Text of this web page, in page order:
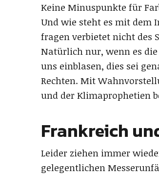
Keine Minuspunkte für
Und wie steht es mit dem
fragen verbietet nicht des
Natürlich nur, wenn es
uns einblasen, dies sei
Rechten. Mit
und der Klimaprophetien
Frankreich
Leider ziehen immer
gelegentlichen